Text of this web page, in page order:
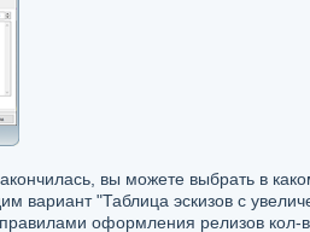
вы можете выбрать в
вариант "Таблица эскизов с
оформления релизов кол-